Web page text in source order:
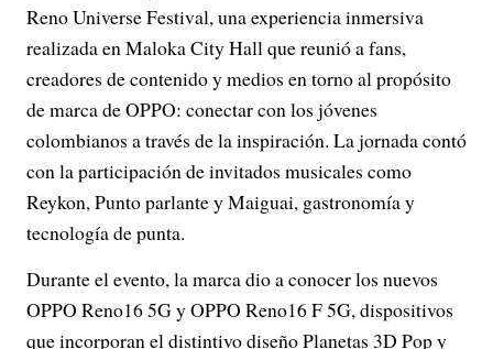
Reno Universe Festival, una experiencia inmersiva
realizada en Maloka City Hall que reunió a fans,
creadores de contenido y medios en torno al propósito
de marca de OPPO: conectar con los jóvenes
colombianos a través de la inspiración. La jornada contó
con la participación de invitados musicales como
Reykon, Punto parlante y Maiguai, gastronomía y
tecnología de punta.
Durante el evento, la marca dio a conocer los nuevos
OPPO Reno16 5G y OPPO Reno16 F 5G, dispositivos
que incorporan el distintivo diseño Planetas 3D Pop y